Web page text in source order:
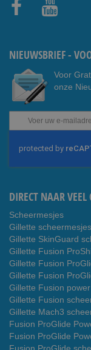
NIEUWSBRIEF -
Voor
onze
Abonneer
u
onze
nieuwsbrief
DIRECT NAAR
Scheermesjes
Gillette scheermesjes
Gillette SkinGuard
Gillette Fusion
Gillette Fusion
Gillette Fusion
Gillette Fusion power
Gillette Fusion
Gillette Mach3
Fusion ProGlide
Fusion ProGlide